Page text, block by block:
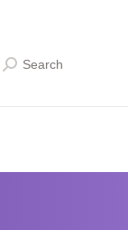
Search